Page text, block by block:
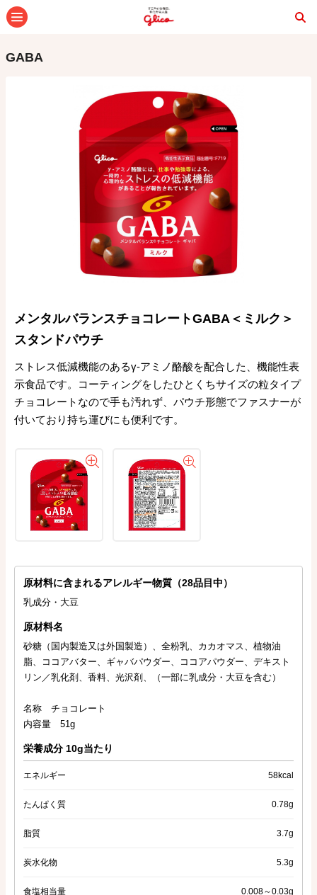
GABA
メンタルバランスチョコレートGABA＜ミルク＞
スタンドパウチ
ストレス低減機能のあるγ-アミノ酪酸を配合した、機能性表
示食品です。コーティングをしたひとくちサイズの粒タイプ
チョコレートなので手も汚れず、パウチ形態でファスナーが
付いており持ち運びにも便利です。
原材料に含まれるアレルギー物質（28品目中）
乳成分・大豆
原材料名
砂糖（国内製造又は外国製造）、全粉乳、カカオマス、植物油
脂、ココアバター、ギャバパウダー、ココアパウダー、デキスト
リン／乳化剤、香料、光沢剤、（一部に乳成分・大豆を含む）
名称 チョコレート
内容量 51g
栄養成分 10g当たり
エネルギー 58kcal
たんぱく質 0.78g
脂質 3.7g
炭水化物 5.3g
食塩相当量 0.008～0.03g